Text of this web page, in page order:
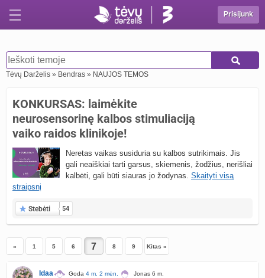
Prisijunk
Tėvų Darželis » Bendras » NAUJOS TEMOS
KONKURSAS: laimėkite
neurosensorinę kalbos stimuliaciją
vaiko raidos klinikoje!
Neretas vaikas susiduria su kalbos sutrikimais. Jis
gali neaiškiai tarti garsus, skiemenis, žodžius, nerišliai
kalbėti, gali būti siauras jo žodynas. Skaityti visą
straipsnį
Stebėti 54
« 1 5 6 8 9 Kitas »
Idaa Goda 4 m. 2 mėn. Jonas 6 m.